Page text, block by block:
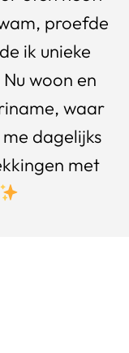
proefde
ik unieke
woon en
waar
dagelijks
met